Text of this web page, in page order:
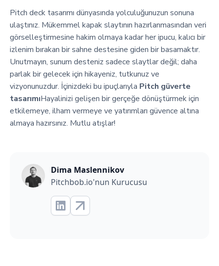
Pitch deck tasarımı dünyasında yolculuğunuzun sonuna
ulaştınız. Mükemmel kapak slaytının hazırlanmasından veri
görselleştirmesine hakim olmaya kadar her ipucu, kalıcı bir
izlenim bırakan bir sahne destesine giden bir basamaktır.
Unutmayın, sunum desteniz sadece slaytlar değil; daha
parlak bir gelecek için hikayeniz, tutkunuz ve
vizyonunuzdur. İçinizdeki bu ipuçlarıyla Pitch güverte
tasarımıHayalinizi gelişen bir gerçeğe dönüştürmek için
etkilemeye, ilham vermeye ve yatırımları güvence altına
almaya hazırsınız. Mutlu atışlar!
Dima Maslennikov
Pitchbob.io'nun Kurucusu